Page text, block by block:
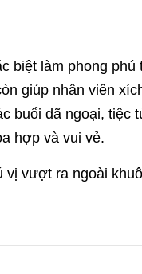
biệt làm phong phú
giúp nhân viên
buổi dã ngoại, tiệc
hợp và vui vẻ.
vị vượt ra ngoài